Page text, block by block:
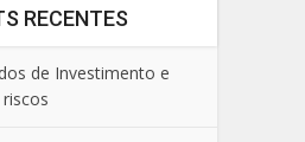
RECENTES
de Investimento e